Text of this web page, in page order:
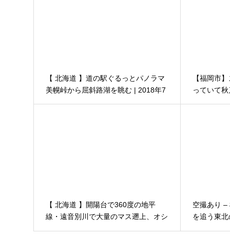
【 北海道 】道の駅ぐるっとパノラマ
美幌峠から屈斜路湖を眺む | 2018年7
【福岡市
っていて
【 北海道 】開陽台で360度の地平
線・遠音別川で大量のマス遡上、オシ
空撮あり –
を追う東